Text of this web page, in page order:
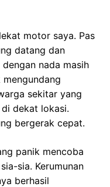
motor saya. Pas
datang dan
nada masih
sekitar yang
dekat lokasi.
bergerak cepat.
panik mencoba
sia. Kerumunan
berhasil